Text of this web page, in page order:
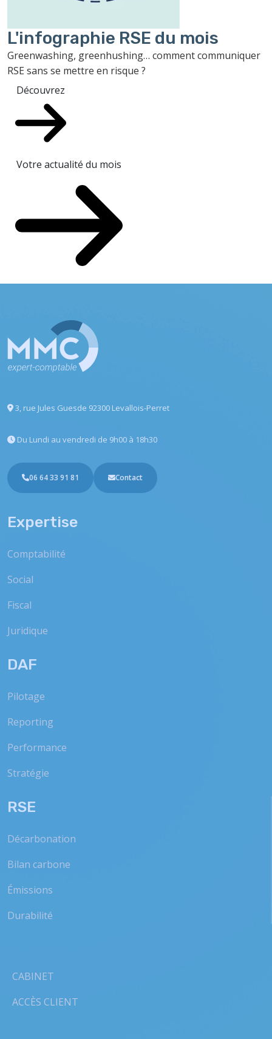
L'infographie RSE du mois
Greenwashing, greenhushing… comment communiquer
RSE sans se mettre en risque ?
Découvrez
Votre actualité du mois
3, rue Jules Guesde 92300 Levallois-Perret
Du Lundi au vendredi de 9h00 à 18h30
06 64 33 91 81 Contact
Expertise
Comptabilité
Social
Fiscal
Juridique
DAF
Pilotage
Reporting
Performance
Stratégie
RSE
Décarbonation
Bilan carbone
Émissions
Durabilité
CABINET
ACCÈS CLIENT